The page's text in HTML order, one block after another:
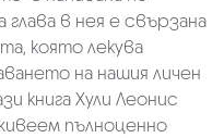
глава в нея е свързана
която лекува
на нашия личен
книга Хули Леонис
пълноценно